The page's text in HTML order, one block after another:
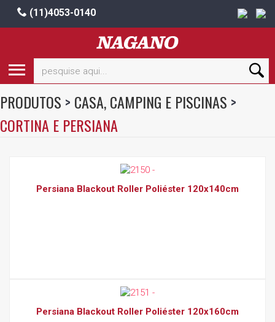
(11)4053-0140
PRODUTOS > CASA, CAMPING E PISCINAS >
CORTINA E PERSIANA
Persiana Blackout Roller Poliéster 120x140cm
Persiana Blackout Roller Poliéster 120x160cm